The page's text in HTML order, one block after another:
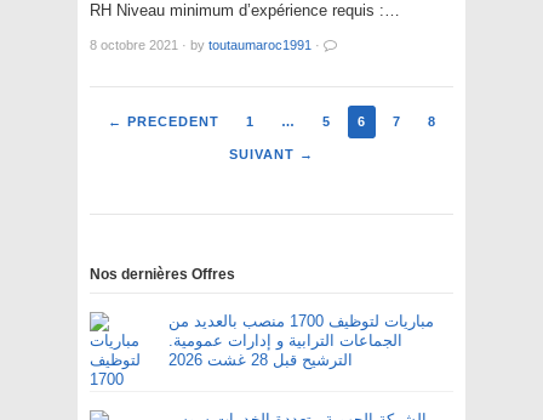
RH Niveau minimum d’expérience requis :…
8 octobre 2021 · by toutaumaroc1991 ·
← PRECEDENT 1 … 5 6 7 8
SUIVANT →
Nos dernières Offres
مباريات لتوظيف 1700 منصب بالعديد من
الجماعات الترابية و إدارات عمومية.
الترشيح قبل 28 غشت 2026